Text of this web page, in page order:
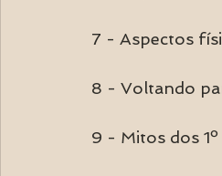
7 - Aspectos
8 - Voltando
9 - Mitos dos 1º